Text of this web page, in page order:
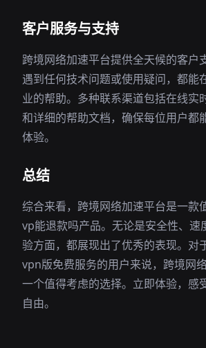
客户服务与支持
跨境网络加速平台提供全天候的客户
遇到任何技术问题或使用疑问，都能
业的帮助。多种联系渠道包括在线实
和详细的帮助文档，确保每位用户都
体验。
总结
综合来看，跨境网络加速平台是一款
vp能退款吗产品。无论是安全性、速
验方面，都展现出了优秀的表现。对
vpn版免费服务的用户来说，跨境网
一个值得考虑的选择。立即体验，感
自由。